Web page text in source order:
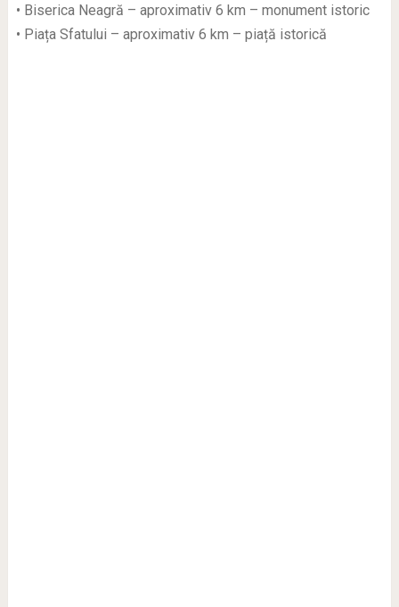
• Biserica Neagră – aproximativ 6 km – monument istoric
• Piața Sfatului – aproximativ 6 km – piață istorică